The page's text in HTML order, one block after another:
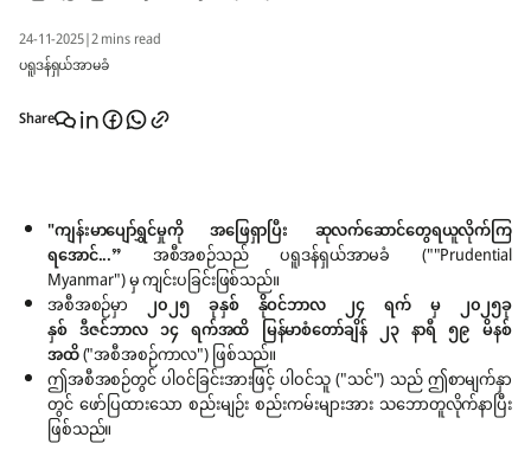
24-11-2025|2 mins read
ပရူဒန်ရှယ်အာမခံ
Share
"ကျန်းမာပျော်ရွှင်မှုကို အဖြေရှာပြီး ဆုလက်ဆောင်တွေရယူလိုက်ကြ
ရအောင်...”အစီအစဉ်သည် ပရူဒန်ရှယ်အာမခံ (""Prudential
Myanmar") မှ ကျင်းပခြင်းဖြစ်သည်။
အစီအစဉ်မှာ၂၀၂၅ ခုနှစ် နိုဝင်ဘာလ ၂၄ ရက် မှ ၂၀၂၅ခု
နှစ် ဒီဇင်ဘာလ ၁၄ ရက်အထိ မြန်မာစံတော်ချိန် ၂၃ နာရီ ၅၉ မိနစ်
အထိ("အစီအစဉ်ကာလ") ဖြစ်သည်။
ဤအစီအစဉ်တွင် ပါဝင်ခြင်းအားဖြင့် ပါဝင်သူ ("သင်") သည် ဤစာမျက်နှာ
တွင် ဖော်ပြထားသော စည်းမျဉ်း စည်းကမ်းများအား သဘောတူလိုက်နာပြီး
ဖြစ်သည်။